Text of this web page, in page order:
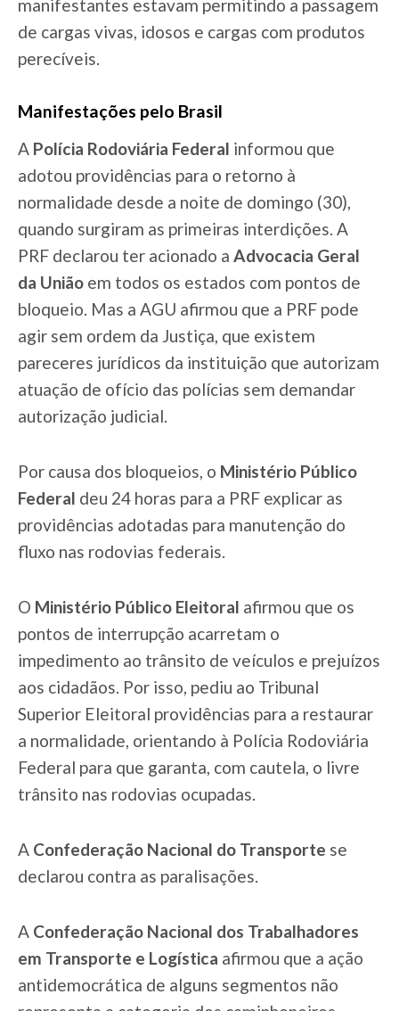
manifestantes estavam permitindo a passagem
de cargas vivas, idosos e cargas com produtos
perecíveis.
Manifestações pelo Brasil
A Polícia Rodoviária Federal informou que
adotou providências para o retorno à
normalidade desde a noite de domingo (30),
quando surgiram as primeiras interdições. A
PRF declarou ter acionado a Advocacia Geral
da União em todos os estados com pontos de
bloqueio. Mas a AGU afirmou que a PRF pode
agir sem ordem da Justiça, que existem
pareceres jurídicos da instituição que autorizam
atuação de ofício das polícias sem demandar
autorização judicial.
Por causa dos bloqueios, o Ministério Público
Federal deu 24 horas para a PRF explicar as
providências adotadas para manutenção do
fluxo nas rodovias federais.
O Ministério Público Eleitoral afirmou que os
pontos de interrupção acarretam o
impedimento ao trânsito de veículos e prejuízos
aos cidadãos. Por isso, pediu ao Tribunal
Superior Eleitoral providências para a restaurar
a normalidade, orientando à Polícia Rodoviária
Federal para que garanta, com cautela, o livre
trânsito nas rodovias ocupadas.
A Confederação Nacional do Transporte se
declarou contra as paralisações.
A Confederação Nacional dos Trabalhadores
em Transporte e Logística afirmou que a ação
antidemocrática de alguns segmentos não